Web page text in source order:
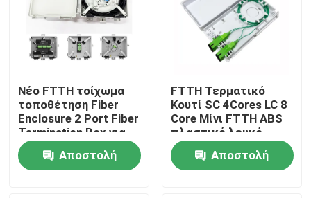
Νέο FTTH τοίχωμα
τοποθέτηση Fiber
Enclosure 2 Port Fiber
Termination Box για
εσωτερικό καλώδιο
Αποστολή
FTTH Τερματικό
Κουτί SC 4Cores LC 8
Core Μίνι FTTH ABS
πλαστικό λευκό
διανομή τοίχωσης
έξοδος προσώπου
Αποστολή